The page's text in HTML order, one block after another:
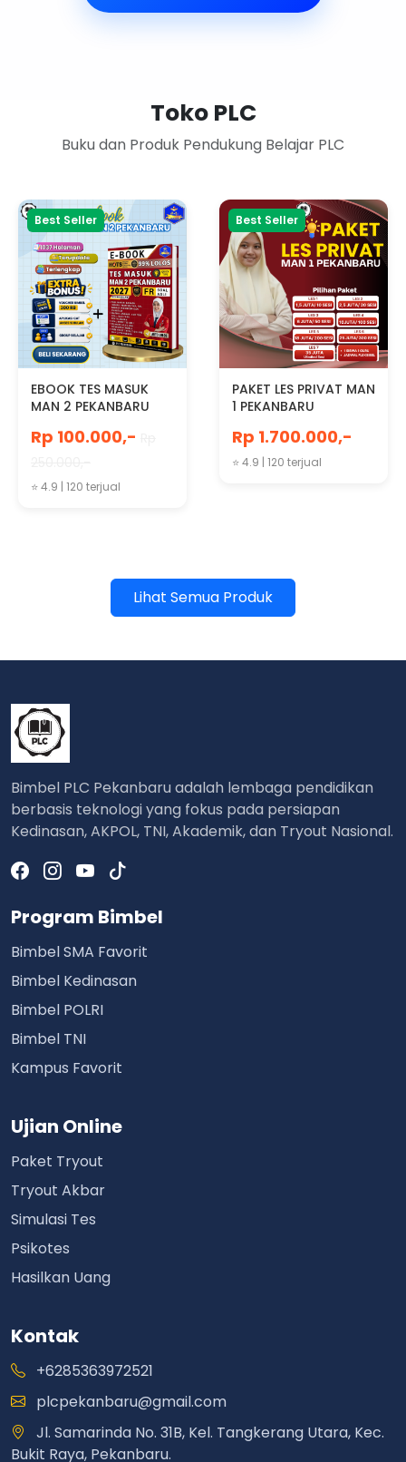
Toko PLC
Buku dan Produk Pendukung Belajar PLC
Best Seller
EBOOK TES MASUK
MAN 2 PEKANBARU
Rp 100.000,-
⭐ 4.9 | 120 terjual
Best Seller
PAKET LES PRIVAT MAN
1 PEKANBARU
Rp 1.700.000,-
⭐ 4.9 | 120 terjual
Lihat Semua Produk
Bimbel PLC Pekanbaru adalah lembaga pendidikan
berbasis teknologi yang fokus pada persiapan
Kedinasan, AKPOL, TNI, Akademik, dan Tryout Nasional.
Program Bimbel
Bimbel SMA Favorit
Bimbel Kedinasan
Bimbel POLRI
Bimbel TNI
Kampus Favorit
Ujian Online
Paket Tryout
Tryout Akbar
Simulasi Tes
Psikotes
Hasilkan Uang
Kontak
+6285363972521
plcpekanbaru@gmail.com
Jl. Samarinda No. 31B, Kel. Tangkerang Utara, Kec.
Bukit Raya, Pekanbaru.